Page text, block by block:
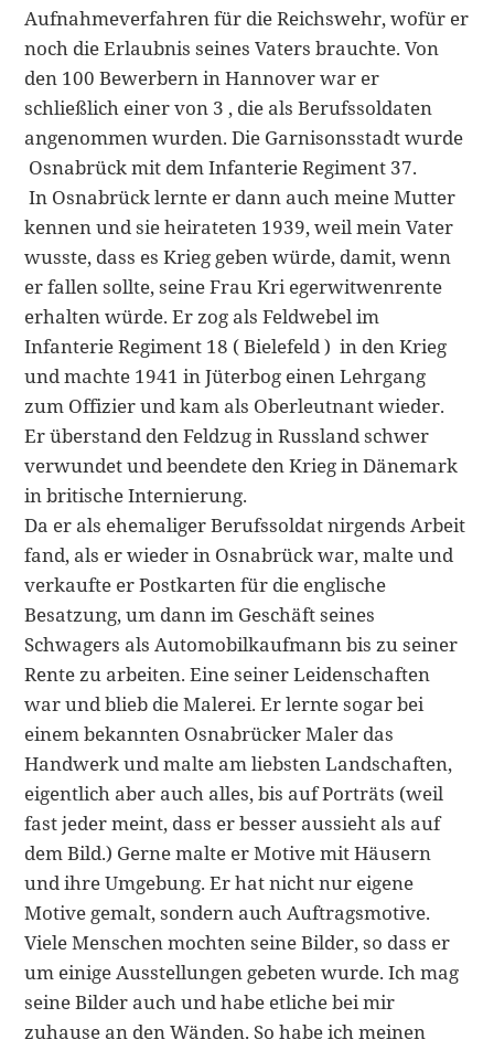
Aufnahmeverfahren für die Reichswehr, wofür er
noch die Erlaubnis seines Vaters brauchte. Von
den 100 Bewerbern in Hannover war er
schließlich einer von 3 , die als Berufssoldaten
angenommen wurden. Die Garnisonsstadt wurde
Osnabrück mit dem Infanterie Regiment 37.
In Osnabrück lernte er dann auch meine Mutter
kennen und sie heirateten 1939, weil mein Vater
wusste, dass es Krieg geben würde, damit, wenn
er fallen sollte, seine Frau Kri egerwitwenrente
erhalten würde. Er zog als Feldwebel im
Infanterie Regiment 18 ( Bielefeld ) in den Krieg
und machte 1941 in Jüterbog einen Lehrgang
zum Offizier und kam als Oberleutnant wieder.
Er überstand den Feldzug in Russland schwer
verwundet und beendete den Krieg in Dänemark
in britische Internierung.
Da er als ehemaliger Berufssoldat nirgends Arbeit
fand, als er wieder in Osnabrück war, malte und
verkaufte er Postkarten für die englische
Besatzung, um dann im Geschäft seines
Schwagers als Automobilkaufmann bis zu seiner
Rente zu arbeiten. Eine seiner Leidenschaften
war und blieb die Malerei. Er lernte sogar bei
einem bekannten Osnabrücker Maler das
Handwerk und malte am liebsten Landschaften,
eigentlich aber auch alles, bis auf Porträts (weil
fast jeder meint, dass er besser aussieht als auf
dem Bild.) Gerne malte er Motive mit Häusern
und ihre Umgebung. Er hat nicht nur eigene
Motive gemalt, sondern auch Auftragsmotive.
Viele Menschen mochten seine Bilder, so dass er
um einige Ausstellungen gebeten wurde. Ich mag
seine Bilder auch und habe etliche bei mir
zuhause an den Wänden. So habe ich meinen